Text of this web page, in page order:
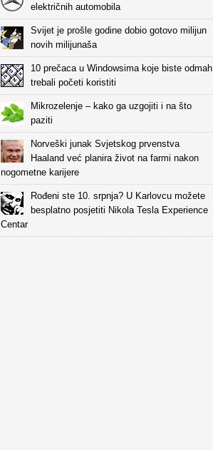
električnih automobila
Svijet je prošle godine dobio gotovo milijun
novih milijunaša
10 prečaca u Windowsima koje biste odmah
trebali početi koristiti
Mikrozelenje – kako ga uzgojiti i na što
paziti
Norveški junak Svjetskog prvenstva
Haaland već planira život na farmi nakon
nogometne karijere
Rođeni ste 10. srpnja? U Karlovcu možete
besplatno posjetiti Nikola Tesla Experience
Centar